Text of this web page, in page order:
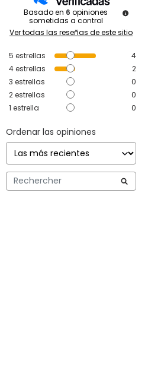
Basado en 6 opiniones
sometidas a control
Ver todas las reseñas de este sitio
5 estrellas
4
4estrellas
2
3 estrellas
0
2estrellas
0
1 estrella 0
Ordenar las opiniones